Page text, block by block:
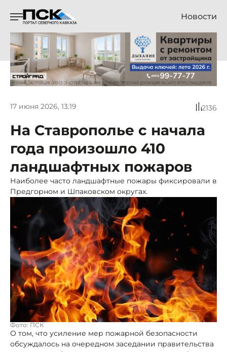
Новости
17 июня 2026, 13:19 2136
На Ставрополье с начала
года произошло 410
ландшафтных пожаров
Наиболее часто ландшафтные пожары фиксировали в
Предгорном и Шпаковском округах.
Фото: ПСК
О том, что усиление мер пожарной безопасности
обсуждалось на очередном заседании правительства